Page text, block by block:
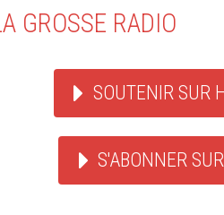
GROSSE RADIO
SOUTENIR SUR
S'ABONNER